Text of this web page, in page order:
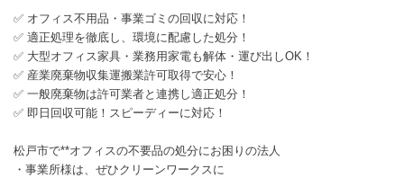
✅ オフィス不用品・事業ゴミの回収に対応！
✅ 適正処理を徹底し、環境に配慮した処分！
✅ 大型オフィス家具・業務用家電も解体・運び出しOK！
✅ 産業廃棄物収集運搬業許可取得で安心！
✅ 一般廃棄物は許可業者と連携し適正処分！
✅ 即日回収可能！スピーディーに対応！
松戸市で**オフィスの不要品の処分にお困りの法人
・事業所様は、ぜひクリーンワークスに